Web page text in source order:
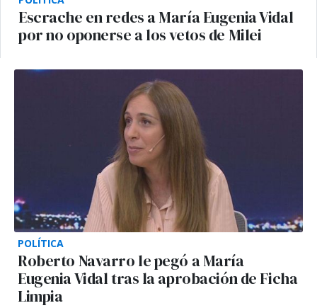
Escrache en redes a María Eugenia Vidal
por no oponerse a los vetos de Milei
POLÍTICA
Roberto Navarro le pegó a María
Eugenia Vidal tras la aprobación de Ficha
Limpia